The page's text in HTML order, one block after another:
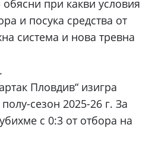
при какви условия
и посука средства от
система и нова тревна
Пловдив“ изигра
сезон 2025-26 г. За
с 0:3 от отбора на